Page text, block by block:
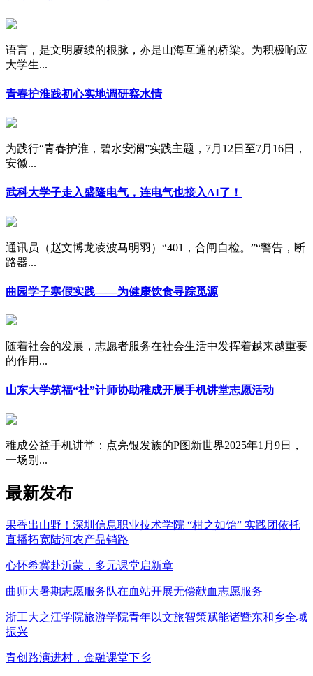
语言，是文明赓续的根脉，亦是山海互通的桥梁。为积极响应
大学生...
青春护淮践初心实地调研察水情
为践行“青春护淮，碧水安澜”实践主题，7月12日至7月16日，
安徽...
武科大学子走入盛隆电气，连电气也接入AI了！
通讯员（赵文博龙凌波马明羽）“401，合闸自检。”“警告，断
路器...
曲园学子寒假实践——为健康饮食寻踪觅源
随着社会的发展，志愿者服务在社会生活中发挥着越来越重要
的作用...
山东大学筑福“社”计师协助稚成开展手机讲堂志愿活动
稚成公益手机讲堂：点亮银发族的P图新世界2025年1月9日，
一场别...
最新发布
果香出山野！深圳信息职业技术学院 “柑之如饴” 实践团依托
直播拓宽陆河农产品销路
心怀希冀赴沂蒙，多元课堂启新章
曲师大暑期志愿服务队在血站开展无偿献血志愿服务
浙工大之江学院旅游学院青年以文旅智策赋能诸暨东和乡全域
振兴
青创路演进村，金融课堂下乡